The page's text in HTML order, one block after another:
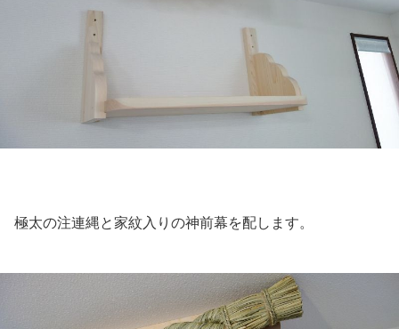
極太の注連縄と家紋入りの神前幕を配します。